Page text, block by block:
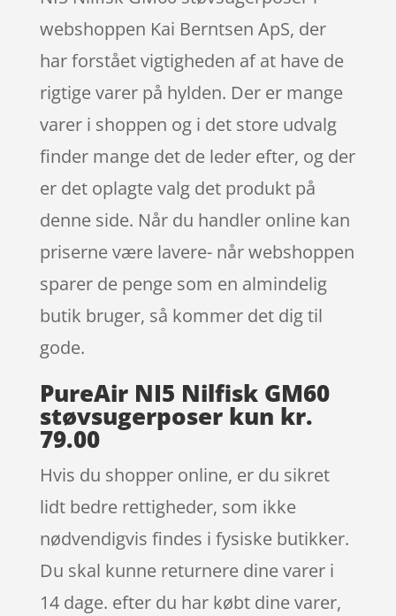
webshoppen Kai Berntsen ApS, der
har forstået vigtigheden af at have de
rigtige varer på hylden. Der er mange
varer i shoppen og i det store udvalg
finder mange det de leder efter, og der
er det oplagte valg det produkt på
denne side. Når du handler online kan
priserne være lavere- når webshoppen
sparer de penge som en almindelig
butik bruger, så kommer det dig til
gode.
PureAir NI5 Nilfisk GM60
støvsugerposer kun kr.
79.00
Hvis du shopper online, er du sikret
lidt bedre rettigheder, som ikke
nødvendigvis findes i fysiske butikker.
Du skal kunne returnere dine varer i
14 dage. efter du har købt dine varer,